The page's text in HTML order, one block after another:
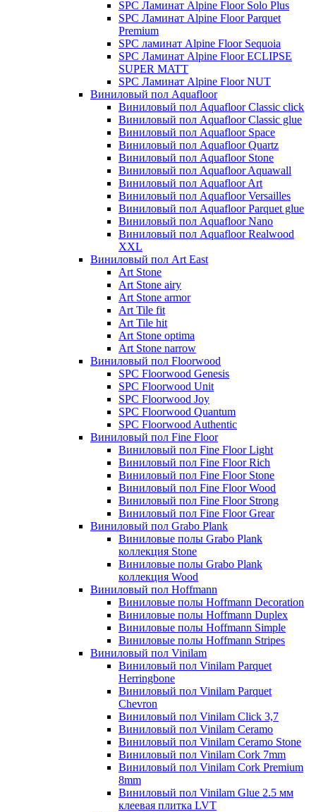
SPC Ламинат Alpine Floor Solo Plus
SPC Ламинат Alpine Floor Parquet
Premium
SPC ламинат Alpine Floor Sequoia
SPC Ламинат Alpine Floor ECLIPSE
SUPER MATT
SPC Ламинат Alpine Floor NUT
Виниловый пол Aquafloor
Виниловый пол Aquafloor Classic click
Виниловый пол Aquafloor Classic glue
Виниловый пол Aquafloor Space
Виниловый пол Aquafloor Quartz
Виниловый пол Aquafloor Stone
Виниловый пол Aquafloor Aquawall
Виниловый пол Aquafloor Art
Виниловый пол Aquafloor Versailles
Виниловый пол Aquafloor Parquet glue
Виниловый пол Aquafloor Nano
Виниловый пол Aquafloor Realwood
XXL
Виниловый пол Art East
Art Stone
Art Stone airy
Art Stone armor
Art Tile fit
Art Tile hit
Art Stone optima
Art Stone narrow
Виниловый пол Floorwood
SPC Floorwood Genesis
SPC Floorwood Unit
SPC Floorwood Joy
SPC Floorwood Quantum
SPC Floorwood Authentic
Виниловый пол Fine Floor
Виниловый пол Fine Floor Light
Виниловый пол Fine Floor Rich
Виниловый пол Fine Floor Stone
Виниловый пол Fine Floor Wood
Виниловый пол Fine Floor Strong
Виниловый пол Fine Floor Grear
Виниловый пол Grabo Plank
Виниловые полы Grabo Plank
коллекция Stone
Виниловые полы Grabo Plank
коллекция Wood
Виниловый пол Hoffmann
Виниловые полы Hoffmann Decoration
Виниловые полы Hoffmann Duplex
Виниловые полы Hoffmann Simple
Виниловые полы Hoffmann Stripes
Виниловый пол Vinilam
Виниловый пол Vinilam Parquet
Herringbone
Виниловый пол Vinilam Parquet
Chevron
Виниловый пол Vinilam Click 3,7
Виниловый пол Vinilam Ceramo
Виниловый пол Vinilam Ceramo Stone
Виниловый пол Vinilam Cork 7mm
Виниловый пол Vinilam Cork Premium
8mm
Виниловый пол Vinilam Glue 2.5 мм
клеевая плитка LVT